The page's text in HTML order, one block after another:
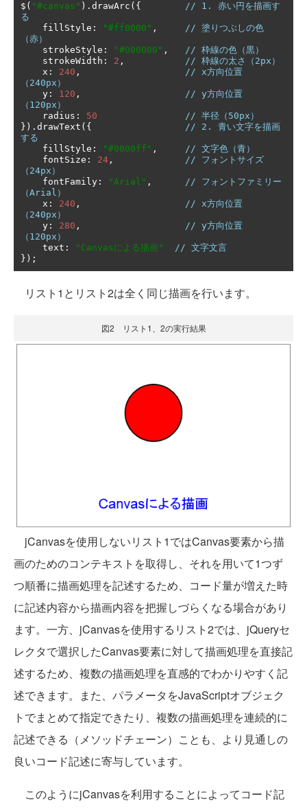
$ ( "#canvas" ). drawArc ({
// 1. 赤い円を描画す
る
    fillStyle
: "#ff0000" ,
// 塗りつぶしの色
（赤）
    strokeStyle
: "#000000" ,
// 枠線の色（黒）
    strokeWidth
: 2 ,
// 枠線の太さ（2px）
    x
: 240 ,
// x方向位置
（240px）
    y
: 120 ,
// y方向位置
（120px）
    radius
: 50
// 半径（50px）
}). drawText ({
// 2. 青い文字を描画
する
    fillStyle
: "#0000ff" ,
// 文字色（青）
    fontSize
: 24 ,
// フォントサイズ
（24px）
    fontFamily
: "Arial" ,
// フォントファミリー
（Arial）
    x
: 240 ,
// x方向位置
（240px）
    y
: 280 ,
// y方向位置
（120px）
    text
: "Canvasによる描画"
// 文字文言
});
リスト1とリスト2は全く同じ描画を行います。
図2 リスト1、2の実行結果
jCanvasを使用しないリスト1ではCanvas要素から描
画のためのコンテキストを取得し、それを用いて1つず
つ順番に描画処理を記述するため、コード量が増えた時
に記述内容から描画内容を把握しづらくなる場合があり
ます。一方、jCanvasを使用するリスト2では、jQueryセ
レクタで選択したCanvas要素に対して描画処理を直接記
述するため、複数の描画処理を直感的でわかりやすく記
述できます。また、パラメータをJavaScriptオブジェク
トでまとめて指定できたり、複数の描画処理を連続的に
記述できる（メソッドチェーン）ことも、より見通しの
良いコード記述に寄与しています。
このようにjCanvasを利用することによってコード記